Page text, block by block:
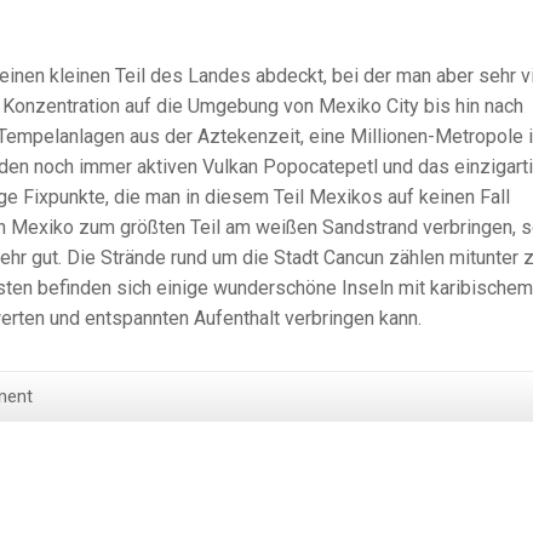
kleinen Teil des Landes abdeckt, bei der man aber sehr
auf die Umgebung von Mexiko City bis hin nach
aus der Aztekenzeit, eine Millionen-Metropole
noch immer aktiven Vulkan Popocatepetl und das
Fixpunkte, die man in diesem Teil Mexikos auf keinen Fall
zum größten Teil am weißen Sandstrand verbringen,
gut. Die Strände rund um die Stadt Cancun zählen mitunter
befinden sich einige wunderschöne Inseln mit karibischem
und entspannten Aufenthalt verbringen kann.